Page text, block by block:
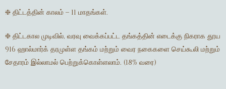
❈ திட்டத்தின் காலம் – 11 மாதங்கள்.
❈ திட்டகால முடிவில், வரவு வைக்கப்பட்ட தங்கத்தின் எடைக்கு நிகராக தூய
916 ஹால்மார்க் தரமுள்ள தங்கம் மற்றும் வைர நகைகளை செய்கூலி மற்றும்
சேதாரம் இல்லாமல் பெற்றுக்கொள்ளலாம். (18% வரை)